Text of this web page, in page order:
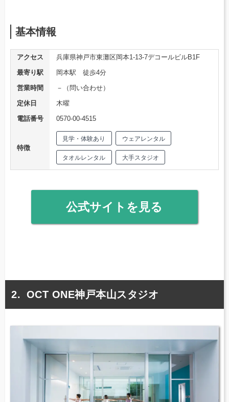
基本情報
アクセス
兵庫県神戸市東灘区岡本1-13-7デコールビルB1F
最寄り駅
岡本駅 徒歩4分
営業時間
－（問い合わせ）
定休日
木曜
電話番号
0570-00-4515
特徴
見学・体験あり ウェアレンタル
タオルレンタル 大手スタジオ
公式サイトを見る
OCT ONE神戸本山スタジオ